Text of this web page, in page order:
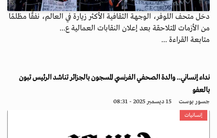
دخل متحف اللوفر، الوجهة الثقافية الأكثر زيارة في العالم، نفقًا مظلمًا
من الأزمات المتلاحقة بعد إعلان النقابات العمالية ع...
متابعة القراءة ...
نداء إنساني.. والدة الصحفي الفرنسي المسجون بالجزائر تناشد الرئيس تبون
بالعفو
جسور بوست 15 ديسمبر 2025 - 08:31
إنسانيات